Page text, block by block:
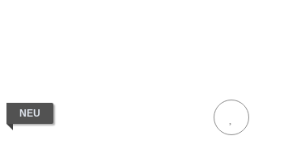
NEU